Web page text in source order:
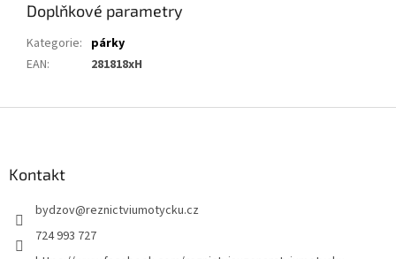
Doplňkové parametry
Kategorie: párky
EAN: 281818xH
Kontakt
bydzov@reznictviumotycku.cz
724 993 727